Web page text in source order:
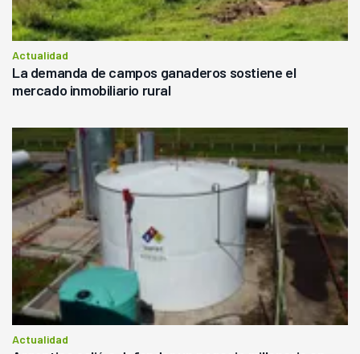
Actualidad
La demanda de campos ganaderos sostiene el
mercado inmobiliario rural
Actualidad